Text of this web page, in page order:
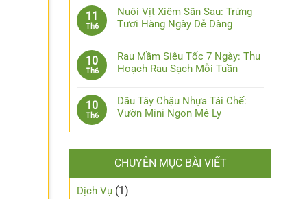
11
Th6
Nuôi Vịt Xiêm Sân Sau: Trứng
Tươi Hàng Ngày Dễ Dàng
10
Th6
Rau Mầm Siêu Tốc 7 Ngày: Thu
Hoạch Rau Sạch Mỗi Tuần
10
Th6
Dâu Tây Chậu Nhựa Tái Chế:
Vườn Mini Ngon Mê Ly
CHUYÊN MỤC BÀI VIẾT
Dịch Vụ (1)